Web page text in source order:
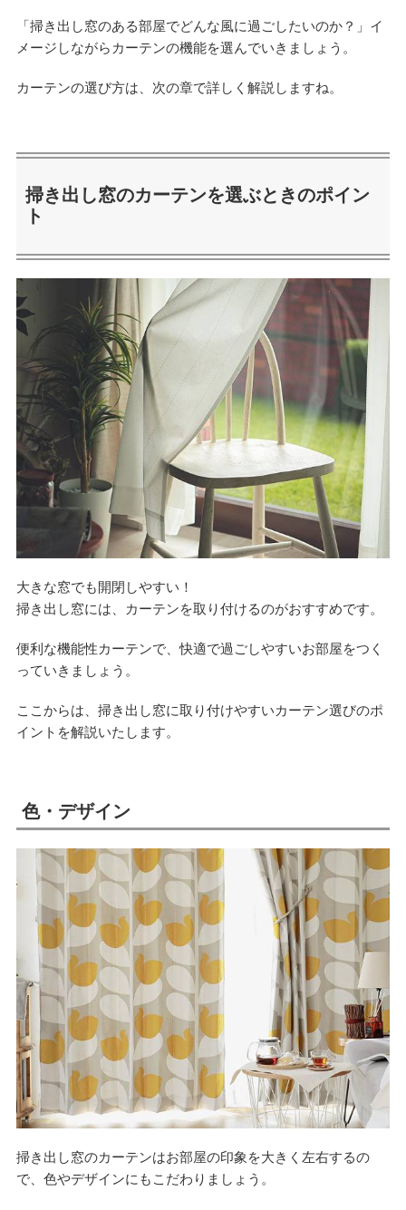
「掃き出し窓のある部屋でどんな風に過ごしたいのか？」イ
メージしながらカーテンの機能を選んでいきましょう。
カーテンの選び方は、次の章で詳しく解説しますね。
掃き出し窓のカーテンを選ぶときのポイン
ト
大きな窓でも開閉しやすい！
掃き出し窓には、カーテンを取り付けるのがおすすめです。
便利な機能性カーテンで、快適で過ごしやすいお部屋をつく
っていきましょう。
ここからは、掃き出し窓に取り付けやすいカーテン選びのポ
イントを解説いたします。
色・デザイン
掃き出し窓のカーテンはお部屋の印象を大きく左右するの
で、色やデザインにもこだわりましょう。